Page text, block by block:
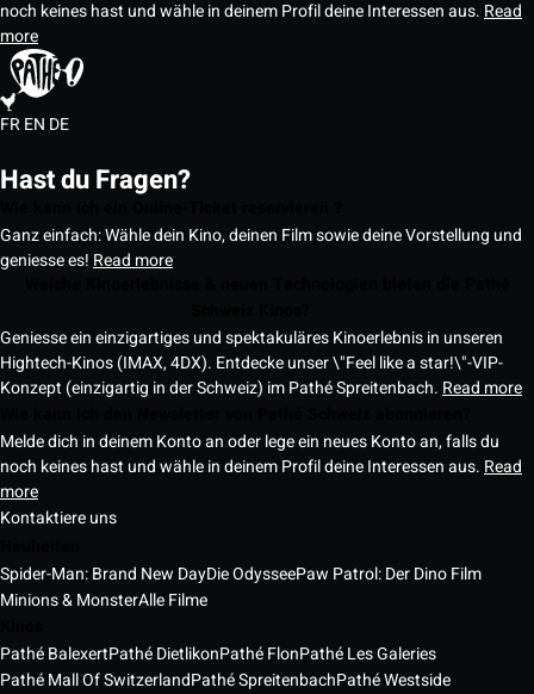
noch keines hast und wähle in deinem Profil deine Interessen aus. Read
more
FREN DE
Hast du Fragen?
Ganz einfach: Wähle dein Kino, deinen Film sowie deine Vorstellung und
geniesse es! Read more
Geniesse ein einzigartiges und spektakuläres Kinoerlebnis in unseren
Hightech-Kinos (IMAX, 4DX). Entdecke unser \"Feel like a star!\"-VIP-
Konzept (einzigartig in der Schweiz) im Pathé Spreitenbach. Read more
Melde dich in deinem Konto an oder lege ein neues Konto an, falls du
noch keines hast und wähle in deinem Profil deine Interessen aus. Read
more
Kontaktiere uns
Spider-Man: Brand New DayDie OdysseePaw Patrol: Der Dino Film
Minions & MonsterAlle Filme
Pathé BalexertPathé DietlikonPathé FlonPathé Les Galeries
Pathé Mall Of SwitzerlandPathé SpreitenbachPathé Westside